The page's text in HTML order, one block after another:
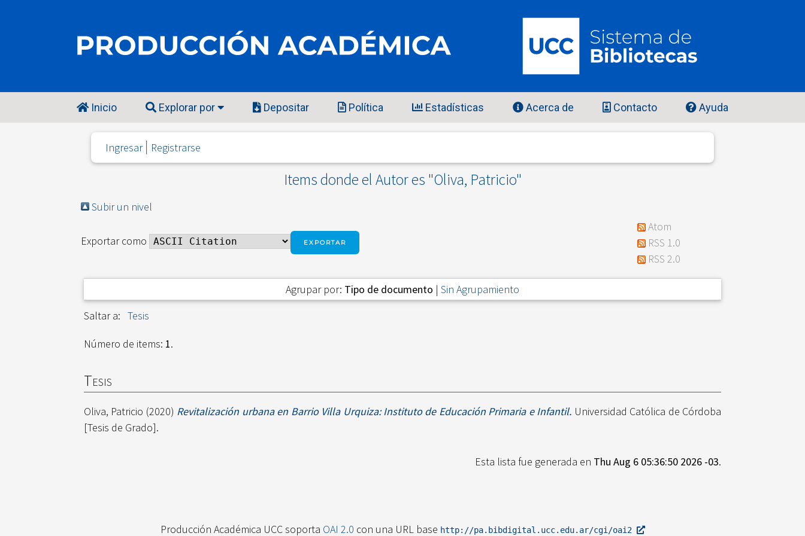
Inicio Explorar por Depositar Política Estadísticas Acerca de Contacto Ayuda
Ingresar Registrarse
Items donde el Autor es "Oliva, Patricio"
Subir un nivel
Exportar como
Atom
RSS 1.0
RSS 2.0
Agrupar por: Tipo de documento | Sin Agrupamiento
Saltar a: Tesis
Número de items: 1.
Tesis
Oliva, Patricio (2020) Revitalización urbana en Barrio Villa Urquiza: Instituto de Educación Primaria e Infantil. Universidad Católica de Córdoba
[Tesis de Grado].
Esta lista fue generada en Thu Aug 6 05:36:50 2026 -03.
Producción Académica UCC soporta OAI 2.0 con una URL base http://pa.bibdigital.ucc.edu.ar/cgi/oai2